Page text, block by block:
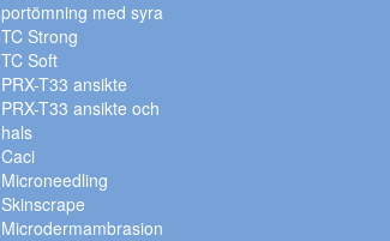
portömning med syra
TC Strong
TC Soft
PRX-T33 ansikte
PRX-T33 ansikte och
hals
Caci
Microneedling
Skinscrape
Microdermambrasion